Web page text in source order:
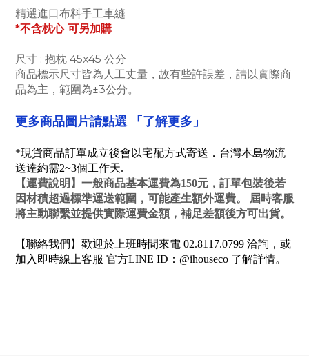
精選進口布料手工車縫
*不含枕心 可另加購
尺寸 : 抱枕 45x45 公分
商品標示尺寸皆為人工丈量，故有些許誤差，請以實際商
品為主，範圍為±3公分。
更多商品圖片請點選 「了解更多」
*現貨商品訂單成立後會以宅配方式寄送．台灣本島物流
送達約需2~3個工作天.
【運費說明 】一般商品基本運費為150元，訂單包裝後若
因材積超過標準運送範圍，可能產生額外運費。 屆時客服
將主動聯繫並提供實際運費金額，補足差額後方可出貨。
【聯絡我們】歡迎於上班時間來電 02.8117.0799 洽詢，或
加入即時線上客服 官方LINE ID：@ihouseco 了解詳情。